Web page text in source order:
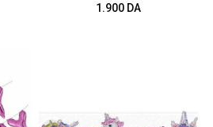
1.900 DA